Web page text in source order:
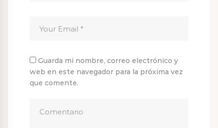
Guarda mi nombre, correo electrónico y
web en este navegador para la próxima vez
que comente.